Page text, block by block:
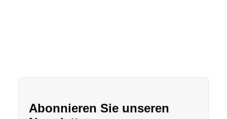
Abonnieren Sie unseren